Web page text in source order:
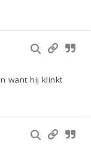
want hij klinkt